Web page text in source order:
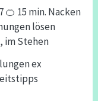
🍊 15 min. Nacken
lösen
im Stehen
ex